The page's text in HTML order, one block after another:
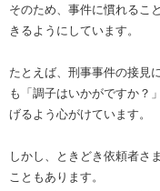
そのため、事件に慣れるこ
きるようにしています。
たとえば、刑事事件の接見
も「調子はいかがですか？
げるよう心がけています。
しかし、ときどき依頼者さ
こともあります。